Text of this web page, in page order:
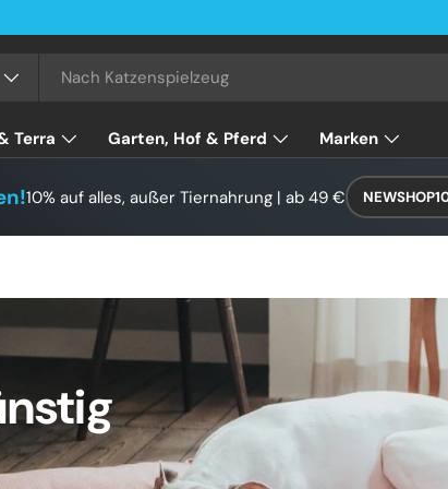
Terra Garten, Hof & Pferd
Marken
10% auf alles, außer Tiernahrung | ab 49 €